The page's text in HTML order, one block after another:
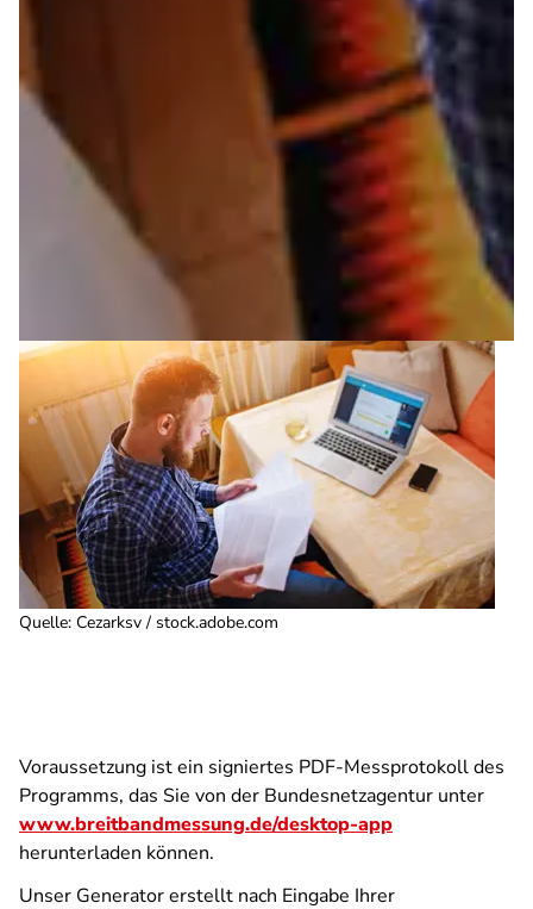
Quelle: Cezarksv / stock.adobe.com
Voraussetzung ist ein signiertes PDF-Messprotokoll des
Programms, das Sie von der Bundesnetzagentur unter
www.breitbandmessung.de/desktop-app
herunterladen können.
Unser Generator erstellt nach Eingabe Ihrer